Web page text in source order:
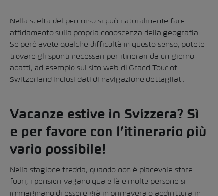
Nella scelta del percorso si può naturalmente fare
affidamento sulla propria conoscenza della geografia.
Se però avete qualche difficoltà in questo senso, potete
trovare gli spunti necessari per itinerari da un giorno
adatti, ad esempio sul sito web di Grand Tour of
Switzerland inclusi dati di navigazione dettagliati.
Vacanze estive in Svizzera? Sì
e per favore con l’itinerario più
vario possibile!
Nella stagione fredda, quando non è piacevole stare
fuori, i pensieri vagano qua e là e molte persone si
immaginano di essere già in primavera o addirittura in